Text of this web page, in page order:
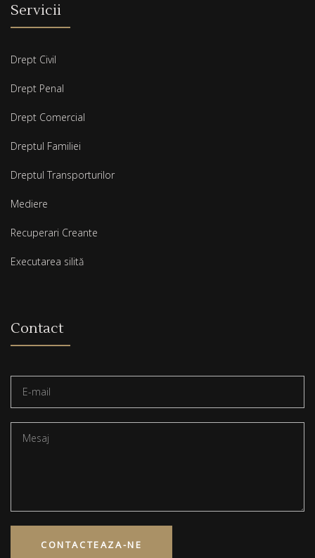
Servicii
Drept Civil
Drept Penal
Drept Comercial
Dreptul Familiei
Dreptul Transporturilor
Mediere
Recuperari Creante
Executarea silită
Contact